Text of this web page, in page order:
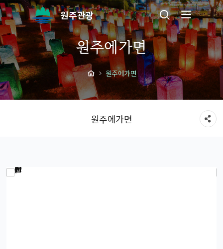
원주관광
원주에가면
원주에가면
원주에가면